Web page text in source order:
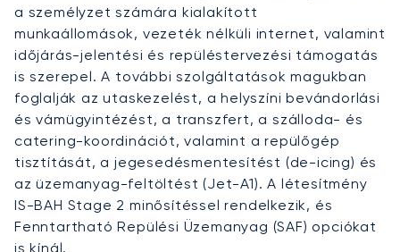
a személyzet számára kialakított
munkaállomások, vezeték nélküli internet, valamint
időjárás-jelentési és repüléstervezési támogatás
is szerepel. A további szolgáltatások magukban
foglalják az utaskezelést, a helyszíni bevándorlási
és vámügyintézést, a transzfert, a szálloda- és
catering-koordinációt, valamint a repülőgép
tisztítását, a jegesedésmentesítést (de-icing) és
az üzemanyag-feltöltést (Jet-A1). A létesítmény
IS-BAH Stage 2 minősítéssel rendelkezik, és
Fenntartható Repülési Üzemanyag (SAF) opciókat
is kínál.